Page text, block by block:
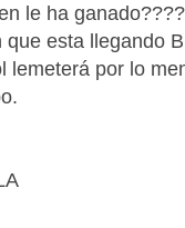
le ha
que esta llegando
lemeterá por lo